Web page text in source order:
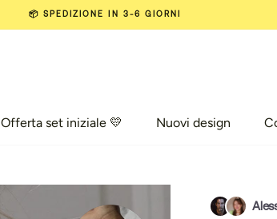
📦 SPEDIZIONE IN 3-6 GIORNI
Offerta set iniziale 💛 Nuovi design
Nuovi design